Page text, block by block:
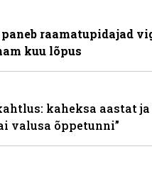
paneb raamatupidajad
kuu lõpus
kaheksa aastat
valusa õppetunni”